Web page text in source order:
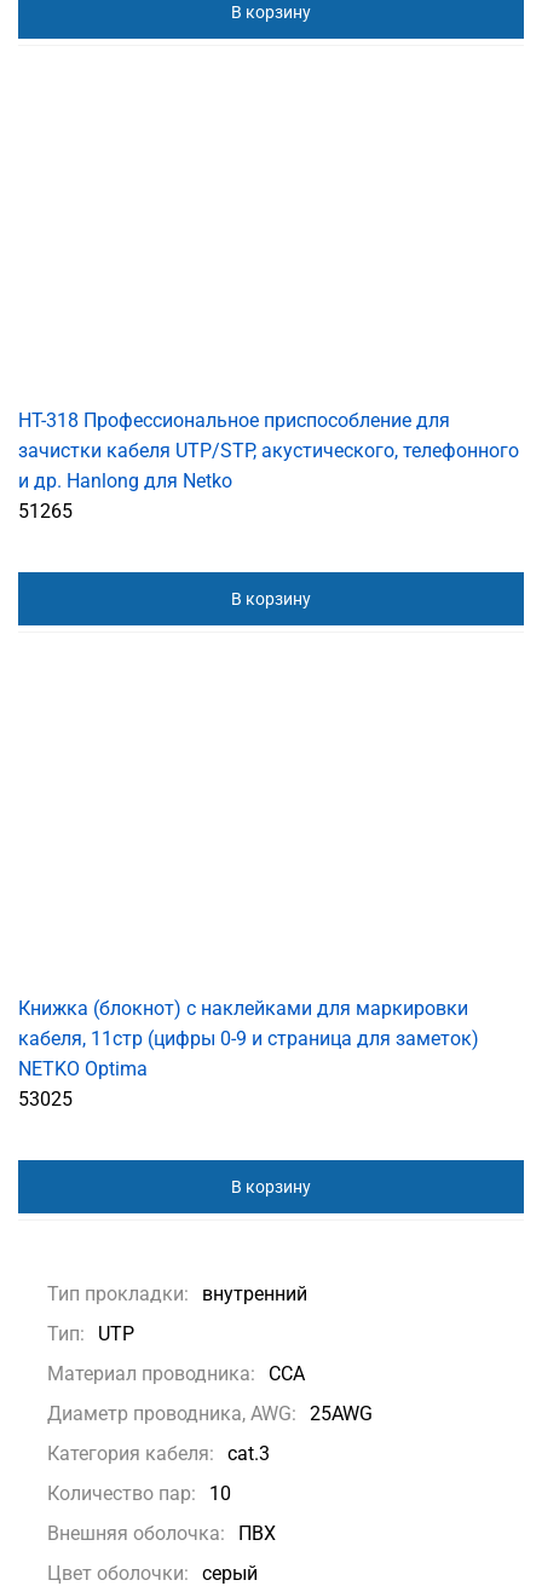
В корзину
HT-318 Профессиональное приспособление для
зачистки кабеля UTP/STP, акустического, телефонного
и др. Hanlong для Netko
51265
В корзину
Книжка (блокнот) с наклейками для маркировки
кабеля, 11стр (цифры 0-9 и страница для заметок)
NETKO Optima
53025
В корзину
Тип прокладки:
внутренний
Тип:
UTP
Материал проводника:
CCA
Диаметр проводника, AWG:
25AWG
Категория кабеля:
cat.3
Количество пар:
10
Внешняя оболочка:
ПВХ
Цвет оболочки:
серый